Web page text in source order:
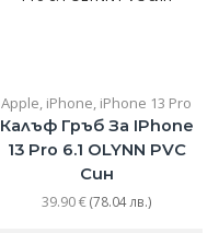
Apple, iPhone, iPhone 13 Pro
Калъф Гръб За IPhone
13 Pro 6.1 OLYNN PVC
Син
39.90€(78.04 лв.)